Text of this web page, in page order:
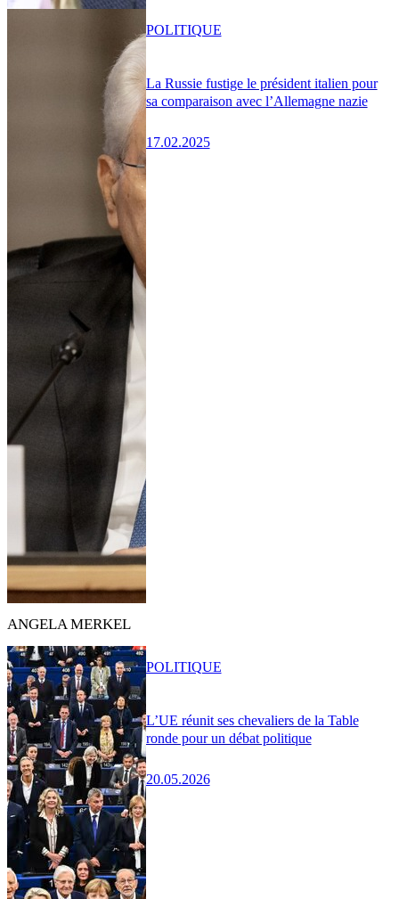
La Russie fustige le président italien pour
sa comparaison avec l’Allemagne nazie
17.02.2025
POLITIQUE
ANGELA MERKEL
L’UE réunit ses chevaliers de la Table
ronde pour un débat politique
20.05.2026
POLITIQUE